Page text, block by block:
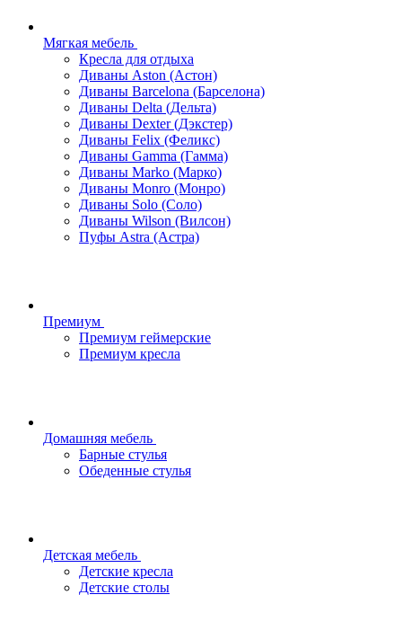
Мягкая мебель
Кресла для отдыха
Диваны Aston (Астон)
Диваны Barcelona (Барселона)
Диваны Delta (Дельта)
Диваны Dexter (Дэкстер)
Диваны Felix (Феликс)
Диваны Gamma (Гамма)
Диваны Marko (Марко)
Диваны Monro (Монро)
Диваны Solo (Соло)
Диваны Wilson (Вилсон)
Пуфы Astra (Астра)
Премиум
Премиум геймерские
Премиум кресла
Домашняя мебель
Барные стулья
Обеденные стулья
Детская мебель
Детские кресла
Детские столы